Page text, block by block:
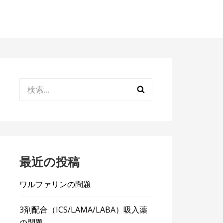
索:
最近の投稿
ワルファリンの問題
3剤配合（ICS/LAMA/LABA）吸入薬